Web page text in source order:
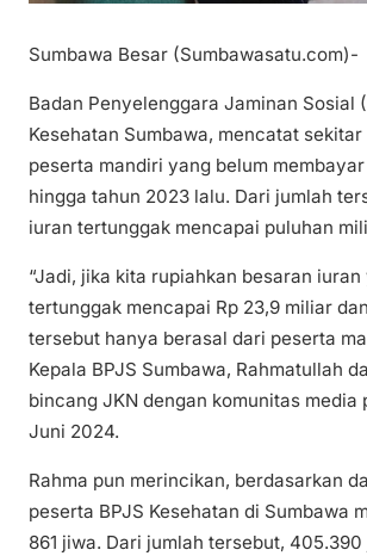
Sumbawa Besar (Sumbawasatu.com)-
Badan Penyelenggara Jaminan Sosial
Kesehatan Sumbawa, mencatat
peserta mandiri yang belum
hingga tahun 2023 lalu. Dari jumlah
iuran tertunggak mencapai puluhan
“Jadi, jika kita rupiahkan besaran iuran
tertunggak mencapai Rp 23,9 miliar
tersebut hanya berasal dari peserta
Kepala BPJS Sumbawa, Rahmatullah
bincang JKN dengan komunitas media
Juni 2024.
Rahma pun merincikan, berdasarkan
peserta BPJS Kesehatan di Sumbawa
861 jiwa. Dari jumlah tersebut,